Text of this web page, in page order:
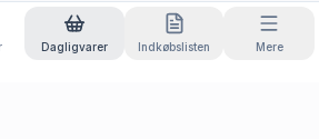
Dagligvarer Indkøbslisten Mere